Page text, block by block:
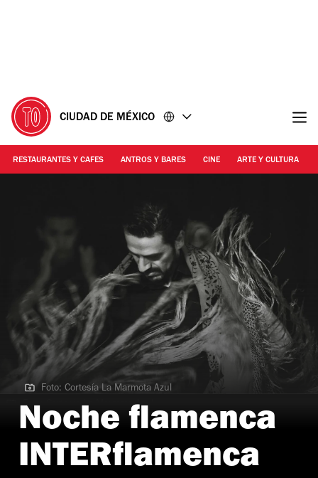
CIUDAD DE MÉXICO
RESTAURANTES Y CAFES ANTROS Y BARES CINE ARTE Y CULTURA
Foto: Cortesía La Marmota Azul
Foto: Cortesía La Marmota Azul
Noche flamenca
INTERflamenca